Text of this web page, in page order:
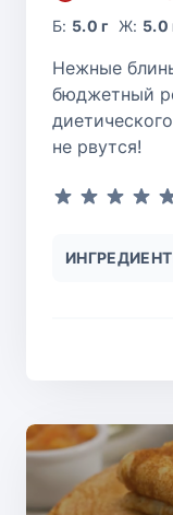
Б: 5.0 г Ж: 5.0
Нежные
бюджетный
не рвутся!